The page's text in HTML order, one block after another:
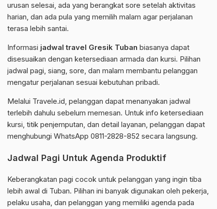
urusan selesai, ada yang berangkat sore setelah aktivitas
harian, dan ada pula yang memilih malam agar perjalanan
terasa lebih santai.
Informasi jadwal travel Gresik Tuban biasanya dapat
disesuaikan dengan ketersediaan armada dan kursi. Pilihan
jadwal pagi, siang, sore, dan malam membantu pelanggan
mengatur perjalanan sesuai kebutuhan pribadi.
Melalui Travele.id, pelanggan dapat menanyakan jadwal
terlebih dahulu sebelum memesan. Untuk info ketersediaan
kursi, titik penjemputan, dan detail layanan, pelanggan dapat
menghubungi WhatsApp 0811-2828-852 secara langsung.
Jadwal Pagi Untuk Agenda Produktif
Keberangkatan pagi cocok untuk pelanggan yang ingin tiba
lebih awal di Tuban. Pilihan ini banyak digunakan oleh pekerja,
pelaku usaha, dan pelanggan yang memiliki agenda pada